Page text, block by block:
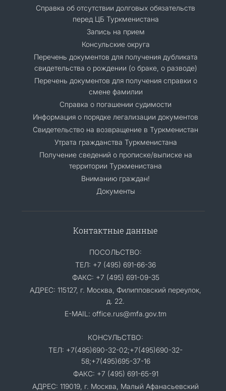
Справка об отсутствии долговых обязательств
перед ЦБ Туркменистана
Запись на прием
Консульские округа
Перечень документов для получения дубликата
свидетельства о рождении (о браке, о разводе)
Перечень документов для получения справки о
смене фамилии
Справка о погашении судимости
Информация о порядке легализации документов
Cвидетельство на возвращение в Туркменистан
Утрата гражданства Туркменистана
Получение сведений о прописке/выписке на
территории Туркменистана
Вниманию граждан!
Документы
Контактные данные
ПОСОЛЬСТВО:
ТЕЛ: +7 (495) 691-66-36
ФАКС: +7 (495) 691-09-35
АДРЕС: 115127, г. Москва, Филипповский переулок,
д. 22.
E-MAIL: office.rus@mfa.gov.tm
КОНСУЛЬСТВО:
ТЕЛ: +7(495)690-32-02;+7(495)690-32-
58;+7(495)695-37-16
ФАКС: +7 (495) 691-65-91
АДРЕС: 119019, г. Москва, Малый Афанасьевский